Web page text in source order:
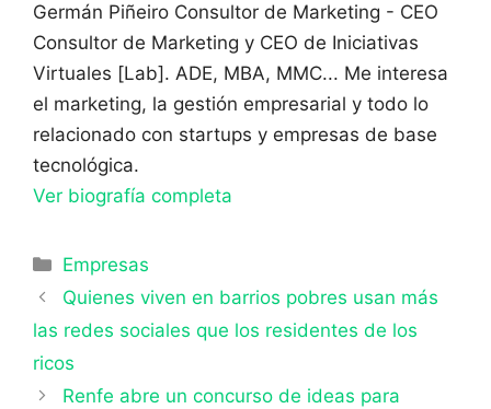
Germán Piñeiro Consultor de Marketing - CEO
Consultor de Marketing y CEO de Iniciativas
Virtuales [Lab]. ADE, MBA, MMC... Me interesa
el marketing, la gestión empresarial y todo lo
relacionado con startups y empresas de base
tecnológica.
Ver biografía completa
Categorías
Empresas
Quienes viven en barrios pobres usan más
las redes sociales que los residentes de los
ricos
Renfe abre un concurso de ideas para